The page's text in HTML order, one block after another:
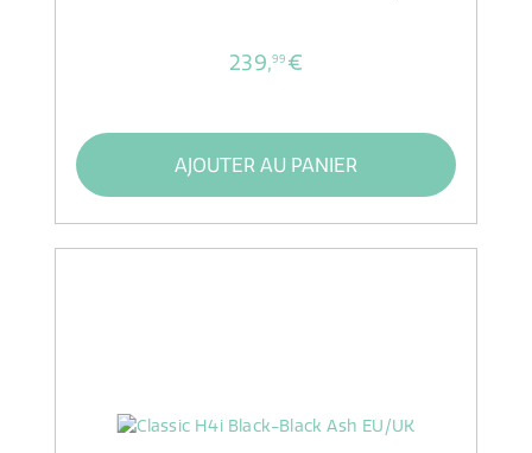
239,99 €
AJOUTER AU PANIER